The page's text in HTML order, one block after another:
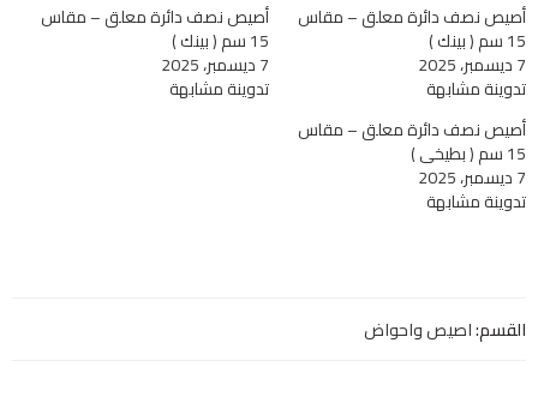
أصيص نصف دائرة معلق – مقاس
15 سم ( بينك )
7 ديسمبر، 2025
تدوينة مشابهة
أصيص نصف دائرة معلق – مقاس
15 سم ( بينك )
7 ديسمبر، 2025
تدوينة مشابهة
أصيص نصف دائرة معلق – مقاس
15 سم ( بطيخي )
7 ديسمبر، 2025
تدوينة مشابهة
القسم:اصيص واحواض